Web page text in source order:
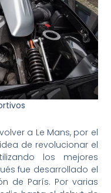
a Le Mans, por el
de revolucionar el
los mejores
fue desarrollado el
de París. Por varias